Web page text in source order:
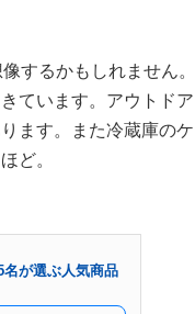
するかもしれません。
ています。アウトドア
ます。また冷蔵庫のケ
ど。
名が選ぶ人気商品